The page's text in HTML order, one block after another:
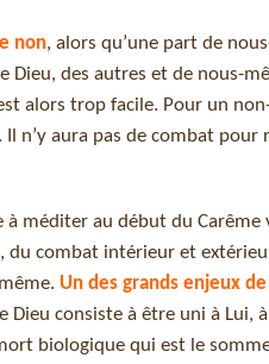
non, alors qu’une part de
des autres et de nous-
alors trop facile. Pour un
n’y aura pas de combat pour
à méditer au début du
du combat intérieur et
Un des grands enjeux
Dieu consiste à être uni à Lui,
biologique qui est le